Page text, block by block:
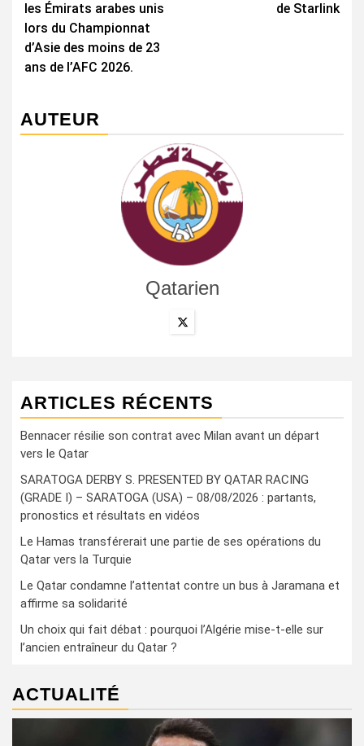
les Émirats arabes unis
lors du Championnat
d’Asie des moins de 23
ans de l’AFC 2026.
de Starlink
AUTEUR
Qatarien
ARTICLES RÉCENTS
Bennacer résilie son contrat avec Milan avant un départ
vers le Qatar
SARATOGA DERBY S. PRESENTED BY QATAR RACING
(GRADE I) – SARATOGA (USA) – 08/08/2026 : partants,
pronostics et résultats en vidéos
Le Hamas transférerait une partie de ses opérations du
Qatar vers la Turquie
Le Qatar condamne l’attentat contre un bus à Jaramana et
affirme sa solidarité
Un choix qui fait débat : pourquoi l’Algérie mise-t-elle sur
l’ancien entraîneur du Qatar ?
ACTUALITÉ